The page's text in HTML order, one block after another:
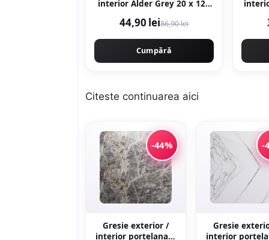
interior Alder Grey 20 x 120
44,90 lei86,90 lei
Cumpără
interior
Citeste continuarea aici
-44%
Gresie exterior /
interior portelanata
-
Gresie
interior